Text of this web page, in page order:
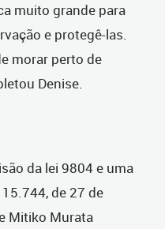
muito grande para
e protegê-las.
morar perto de
Denise.
da lei 9804 e uma
de 27 de
Mitiko Murata